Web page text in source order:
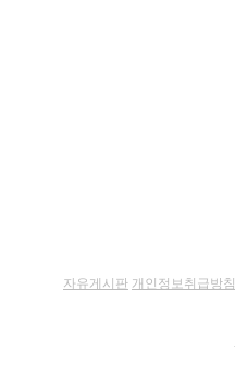
자유게시판 개인정보취급방침